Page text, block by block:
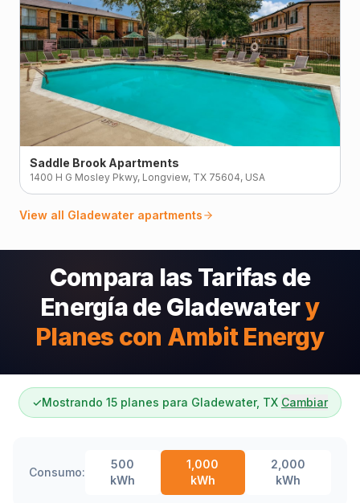
Saddle Brook Apartments
1400 H G Mosley Pkwy, Longview, TX 75604, USA
View all Gladewater apartments
Compara las Tarifas de
Energía de Gladewatery
Planes con Ambit Energy
✓Mostrando 15 planes para Gladewater, TX Cambiar
Consumo:
500
kWh
1,000
kWh
2,000
kWh